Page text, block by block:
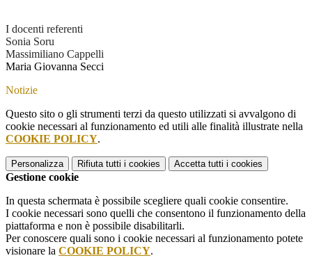
I docenti referenti
Sonia Soru
Massimiliano Cappelli
Maria Giovanna Secci
Notizie
Questo sito o gli strumenti terzi da questo utilizzati si avvalgono di
cookie necessari al funzionamento ed utili alle finalità illustrate nella
COOKIE POLICY.
Personalizza Rifiuta tutti i cookies Accetta tutti i cookies
Gestione cookie
In questa schermata è possibile scegliere quali cookie consentire.
I cookie necessari sono quelli che consentono il funzionamento della
piattaforma e non è possibile disabilitarli.
Per conoscere quali sono i cookie necessari al funzionamento potete
visionare la COOKIE POLICY.